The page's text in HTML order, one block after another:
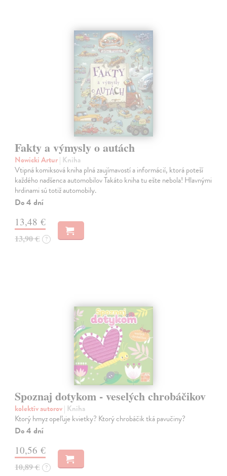
Fakty a výmysly o autách
Nowicki Artur| Kniha
Vtipná komiksová kniha plná zaujímavostí a informácií, ktorá poteší
každého nadšenca automobilov Takáto kniha tu ešte nebola! Hlavnými
hrdinami sú totiž automobily.
Do 4 dní
13,48 €
13,90 € ?
Spoznaj dotykom - veselých chrobáčikov
kolektív autorov| Kniha
Ktorý hmyz opeľuje kvietky? Ktorý chrobáčik tká pavučiny?
Do 4 dní
10,56 €
10,89 € ?